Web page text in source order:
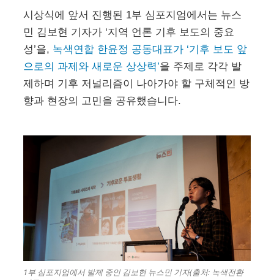
시상식에 앞서 진행된 1부 심포지엄에서는 뉴스
민 김보현 기자가 ‘지역 언론 기후 보도의 중요
성’을, 녹색연합 한윤정 공동대표가 ‘기후 보도 앞
으로의 과제와 새로운 상상력’을 주제로 각각 발
제하며 기후 저널리즘이 나아가야 할 구체적인 방
향과 현장의 고민을 공유했습니다.
1부 심포지엄에서 발제 중인 김보현 뉴스민 기자(출처: 녹색전환